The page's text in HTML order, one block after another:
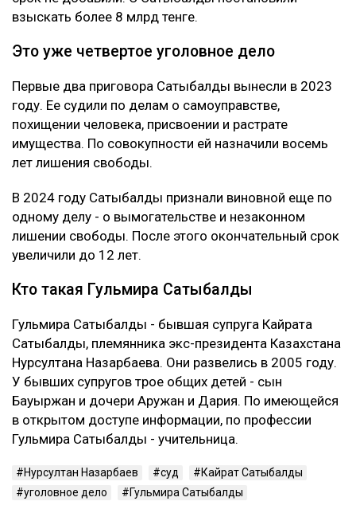
взыскать более 8 млрд тенге.
Это уже четвертое уголовное дело
Первые два приговора Сатыбалды вынесли в 2023
году. Ее судили по делам о самоуправстве,
похищении человека, присвоении и растрате
имущества. По совокупности ей назначили восемь
лет лишения свободы.
В 2024 году Сатыбалды признали виновной еще по
одному делу - о вымогательстве и незаконном
лишении свободы. После этого окончательный срок
увеличили до 12 лет.
Кто такая Гульмира Сатыбалды
Гульмира Сатыбалды - бывшая супруга Кайрата
Сатыбалды, племянника экс-президента Казахстана
Нурсултана Назарбаева. Они развелись в 2005 году.
У бывших супругов трое общих детей - сын
Бауыржан и дочери Аружан и Дария. По имеющейся
в открытом доступе информации, по профессии
Гульмира Сатыбалды - учительница.
Нурсултан Назарбаев суд
Кайрат Сатыбалды
уголовное дело
Гульмира Сатыбалды